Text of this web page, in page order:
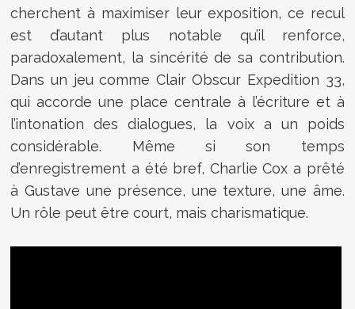
cherchent à maximiser leur exposition, ce recul
est d’autant plus notable qu’il renforce,
paradoxalement, la sincérité de sa contribution.
Dans un jeu comme Clair Obscur Expedition 33,
qui accorde une place centrale à l’écriture et à
l’intonation des dialogues, la voix a un poids
considérable. Même si son temps
d’enregistrement a été bref, Charlie Cox a prêté
à Gustave une présence, une texture, une âme.
Un rôle peut être court, mais charismatique.